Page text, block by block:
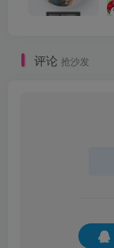
评论 抢沙发